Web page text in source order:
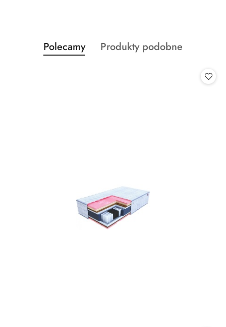
Pomiń karuzelę produktów
Produkty
o
Polecamy
Produkty
Produkty podobne